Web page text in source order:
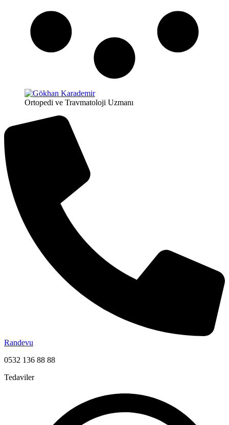
Ortopedi ve Travmatoloji Uzmanı
Randevu
0532 136 88 88
Tedaviler